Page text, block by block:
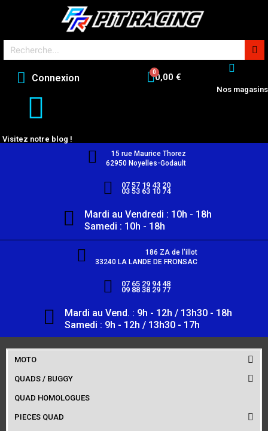
Connexion 0,00 €
Nos magasins
Visitez notre blog !
15 rue Maurice Thorez
62950 Noyelles-Godault
07 57 19 43 20
03 53 63 10 74
Mardi au Vendredi : 10h - 18h
Samedi : 10h - 18h
186 ZA de l'illot
33240 LA LANDE DE FRONSAC
07 65 29 94 48
09 88 38 29 77
Mardi au Vend. : 9h - 12h / 13h30 - 18h
Samedi : 9h - 12h / 13h30 - 17h
MOTO
QUADS / BUGGY
QUAD HOMOLOGUES
PIECES QUAD